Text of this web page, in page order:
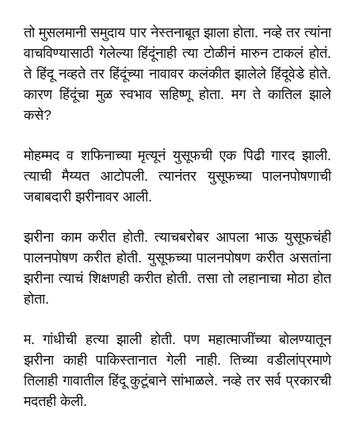
तो मुसलमानी समुदाय पार नेस्तनाबूत झाला होता. नव्हे तर त्यांना
वाचविण्यासाठी गेलेल्या हिंदूंनाही त्या टोळीनं मारुन टाकलं होतं.
ते हिंदू नव्हते तर हिंदूंच्या नावावर कलंकीत झालेले हिंदूवेडे होते.
कारण हिंदूंचा मुळ स्वभाव सहिष्णू होता. मग ते कातिल झाले
कसे?
मोहम्मद व शफिनाच्या मृत्यूनं युसूफची एक पिढी गारद झाली.
त्याची मैय्यत आटोपली. त्यानंतर युसूफच्या पालनपोषणाची
जबाबदारी झरीनावर आली.
झरीना काम करीत होती. त्याचबरोबर आपला भाऊ युसूफचंही
पालनपोषण करीत होती. युसूफच्या पालनपोषण करीत असतांना
झरीना त्याचं शिक्षणही करीत होती. तसा तो लहानाचा मोठा होत
होता.
म. गांधीची हत्या झाली होती. पण महात्माजींच्या बोलण्यातून
झरीना काही पाकिस्तानात गेली नाही. तिच्या वडीलांप्रमाणे
तिलाही गावातील हिंदू कुटूंबाने सांभाळले. नव्हे तर सर्व प्रकारची
मदतही केली.